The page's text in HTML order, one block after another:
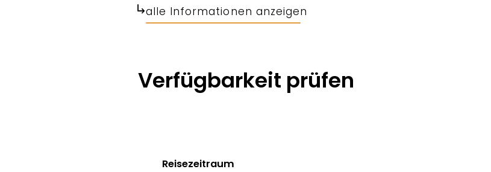
alle Informationen anzeigen
Verfügbarkeit prüfen
Reisezeitraum